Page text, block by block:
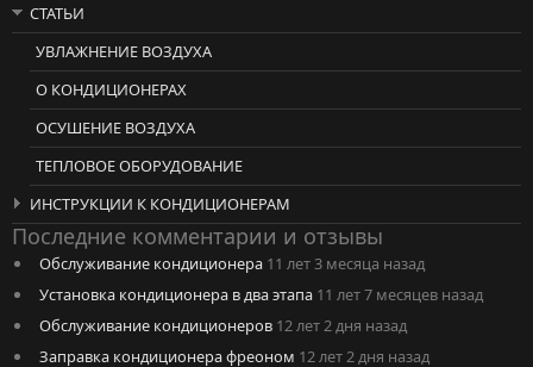
СТАТЬИ
УВЛАЖНЕНИЕ ВОЗДУХА
О КОНДИЦИОНЕРАХ
ОСУШЕНИЕ ВОЗДУХА
ТЕПЛОВОЕ ОБОРУДОВАНИЕ
ИНСТРУКЦИИ К КОНДИЦИОНЕРАМ
Последние комментарии и отзывы
Обслуживание кондиционера 11 лет 3 месяца назад
Установка кондиционера в два этапа 11 лет 7 месяцев назад
Обслуживание кондиционеров 12 лет 2 дня назад
Заправка кондиционера фреоном 12 лет 2 дня назад